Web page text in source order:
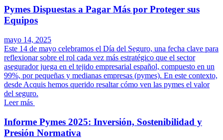
Pymes Dispuestas a Pagar Más por Proteger sus
Equipos
mayo 14, 2025
Este 14 de mayo celebramos el Día del Seguro, una fecha clave para
reflexionar sobre el rol cada vez más estratégico que el sector
asegurador juega en el tejido empresarial español, compuesto en un
99%, por pequeñas y medianas empresas (pymes). En este contexto,
desde Acquis hemos querido resaltar cómo ven las pymes el valor
del seguro.
Leer más
Informe Pymes 2025: Inversión, Sostenibilidad y
Presión Normativa